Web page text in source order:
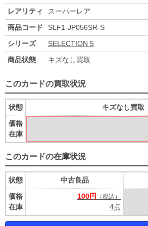
レアリティ
スーパーレア
商品コード
SLF1-JP056SR-S
シリーズ
SELECTION 5
商品状態
キズなし買取
このカードの買取状況
状態
価格
在庫
キズなし買取
このカードの在庫状況
状態
価格
在庫
中古良品
100円
（税込）
4点